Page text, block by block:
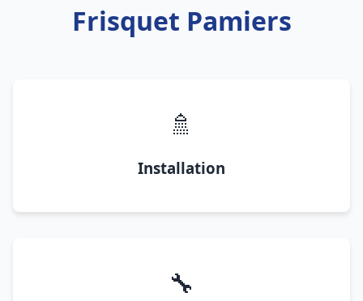
Frisquet Pamiers
🚿
Installation
🔧